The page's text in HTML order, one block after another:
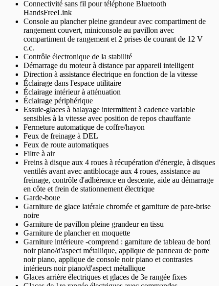
Connectivité sans fil pour téléphone Bluetooth
HandsFreeLink
Console au plancher pleine grandeur avec compartiment de
rangement couvert, miniconsole au pavillon avec
compartiment de rangement et 2 prises de courant de 12 V
c.c.
Contrôle électronique de la stabilité
Démarrage du moteur à distance par appareil intelligent
Direction à assistance électrique en fonction de la vitesse
Éclairage dans l'espace utilitaire
Éclairage intérieur à atténuation
Éclairage périphérique
Essuie-glaces à balayage intermittent à cadence variable
sensibles à la vitesse avec position de repos chauffante
Fermeture automatique de coffre/hayon
Feux de freinage à DEL
Feux de route automatiques
Filtre à air
Freins à disque aux 4 roues à récupération d'énergie, à disques
ventilés avant avec antiblocage aux 4 roues, assistance au
freinage, contrôle d'adhérence en descente, aide au démarrage
en côte et frein de stationnement électrique
Garde-boue
Garniture de glace latérale chromée et garniture de pare-brise
noire
Garniture de pavillon pleine grandeur en tissu
Garniture de plancher en moquette
Garniture intérieure -comprend : garniture de tableau de bord
noir piano/d'aspect métallique, applique de panneau de porte
noir piano, applique de console noir piano et contrastes
intérieurs noir piano/d'aspect métallique
Glaces arrière électriques et glaces de 3e rangée fixes